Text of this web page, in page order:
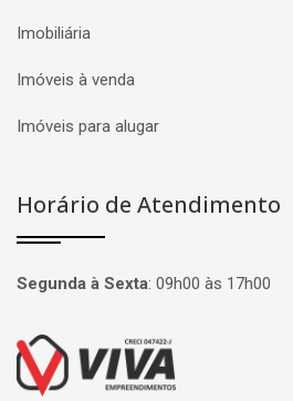
Imobiliária
Imóveis à venda
Imóveis para alugar
Horário de Atendimento
Segunda à Sexta: 09h00 às 17h00
Página inicial